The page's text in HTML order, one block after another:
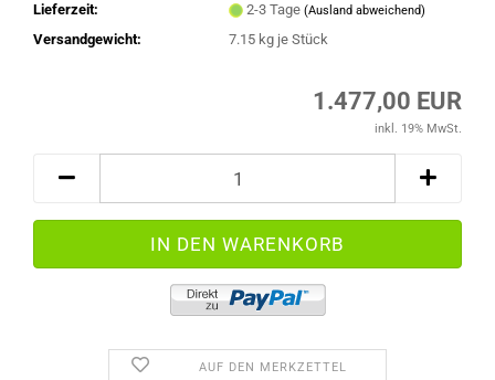
Lieferzeit:
2-3 Tage (Ausland abweichend)
Versandgewicht: 7.15kg je Stück
1.477,00 EUR
inkl. 19% MwSt.
AUF DEN MERKZETTEL